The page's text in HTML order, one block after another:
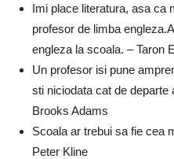
Imi place literatura, asa ca
profesor de limba
engleza la scoala. – Taron
Un profesor isi pune
sti niciodata cat de departe
Brooks Adams
Scoala ar trebui sa fie cea
Peter Kline